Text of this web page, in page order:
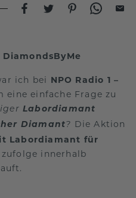
DiamondsByMe
ich bei NPO Radio 1 –
eine einfache Frage zu
Labordiamant
Diamant? Die Aktion
Labordiamant für
innerhalb